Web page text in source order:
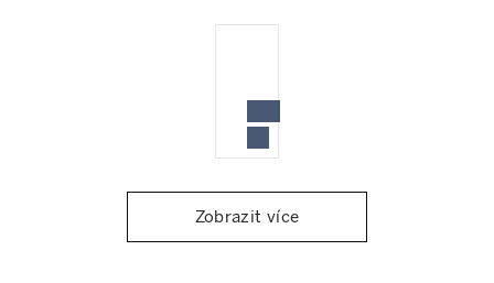
Zobrazit více